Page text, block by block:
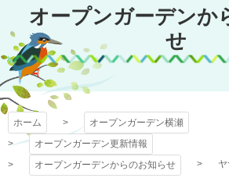
キ
プ
横瀬
オープンガーデンか
せ
ホーム
オープンガーデン横瀬
オープンガーデン更新情報
オープンガーデンからのお知らせ